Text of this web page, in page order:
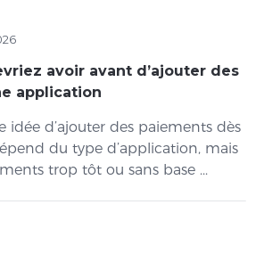
avoir avant d’ajouter des
application
idée d’ajouter des paiements dès
du type d’application, mais
trop tôt ou sans base ...